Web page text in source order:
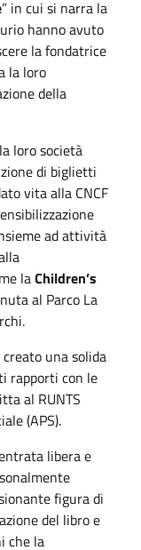
” in cui si narra la
hanno avuto
la fondatrice
la loro
della
loro società
di biglietti
vita alla CNCF
ad attività
laChildren’s
al Parco La
una solida
rapporti con le
al RUNTS
(APS).
libera e
figura di
del libro e
che la